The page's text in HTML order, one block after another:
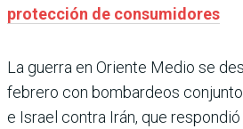
protección de consumidores
La guerra en Oriente Medio se
febrero con bombardeos
e Israel contra Irán, que